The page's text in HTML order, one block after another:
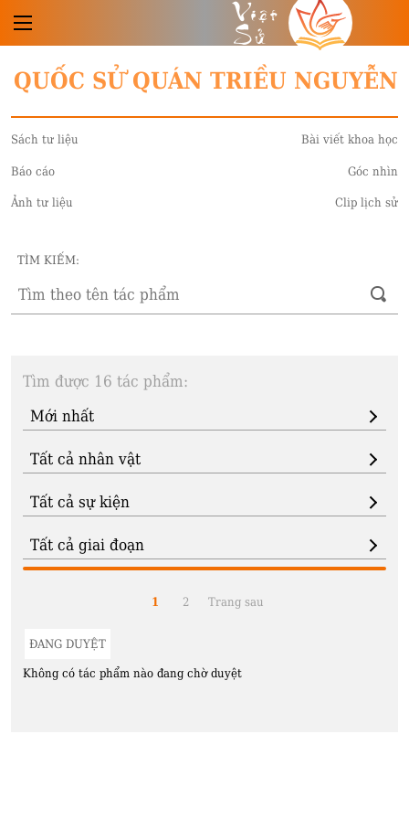
Việt
Sử
QUỐC SỬ QUÁN TRIỀU NGUYỄN
Sách tư liệu Bài viết khoa học
Báo cáo Góc nhìn
Ảnh tư liệu Clip lịch sử
TÌM KIẾM:
Tìm được 16 tác phẩm:
1 2 Trang sau
ĐANG DUYỆT
Không có tác phẩm nào đang chờ duyệt